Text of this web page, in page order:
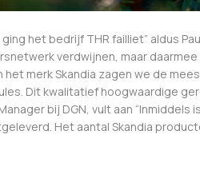
ging het bedrijf THR failliet” aldus
verdwijnen, maar
het merk Skandia zagen we de
Dit kwalitatief hoogwaardige
bij DGN, vult aan
Het aantal Skandia